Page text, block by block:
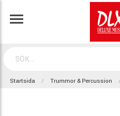
Startsida Trummor & Percussion